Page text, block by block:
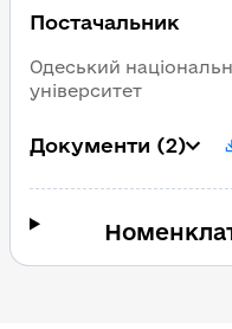
Постачальник
Одеський
університет
Документи (2)